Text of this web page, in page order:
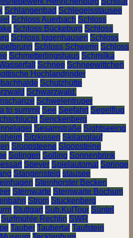
Schlangenbad Schlegeisstausee
Schloss Auerbach Schloss
Schloss Bückeburg Schloss
Schloss Iggenhausen Schloss
Schloss Schwerin Schloss
Schmetterlingshaus Schmilka
Schnee Schneewittchen
Hochlandrinder
Schutzhütte
Schwarzwald.
Schwelentruper
to summit See Seefahrt Segelflug
Senckenberg
Sesamstraße Sightseeing
Sitzkissen Skilanglauf
Sloopsteene Sloopsteine
Solingen Solling Sonnenbrink
Speyer Spielautomat Springe
Stangensteig stausee
Steinhorster Becken
Sternwarte Sternwarte Bochum
Strom Stuckenberg
Stuttgart Sub.KulTour Süntel
Surfmühle Rechlin SWR
Tauber Taubertal Taufstein